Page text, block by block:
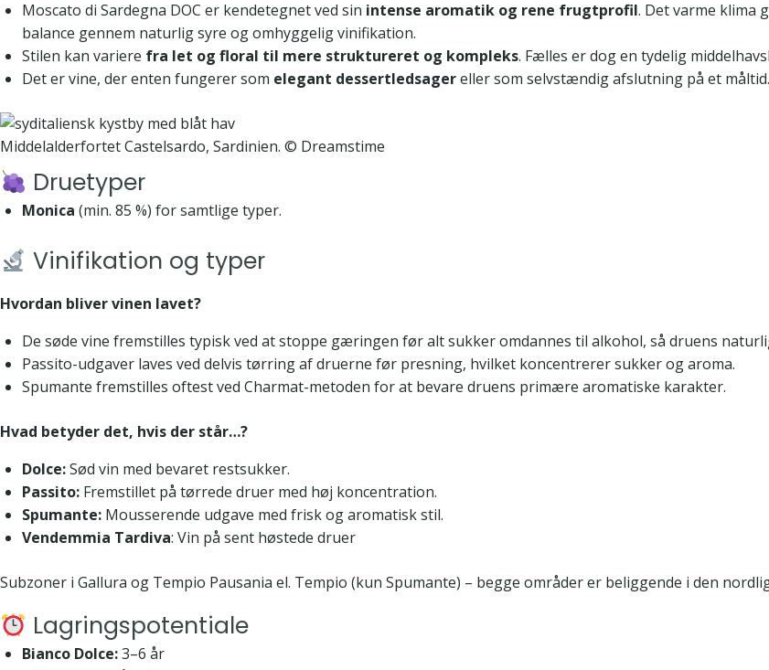
Moscato di Sardegna DOC er kendetegnet ved sin intense aromatik og rene frugtprofil. Det varme klima
balance gennem naturlig syre og omhyggelig vinifikation.
Stilen kan variere fra let og floral til mere struktureret og kompleks. Fælles er dog en tydelig
Det er vine, der enten fungerer som elegant dessertledsagereller som selvstændig afslutning på et måltid.
Middelalderfortet Castelsardo, Sardinien. © Dreamstime
Druetyper
Monica (min. 85 %) for samtlige typer.
Vinifikation og typer
Hvordan bliver vinen lavet?
De søde vine fremstilles typisk ved at stoppe gæringen før alt sukker omdannes til alkohol, så druens
Passito-udgaver laves ved delvis tørring af druerne før presning, hvilket koncentrerer sukker og aroma.
Spumante fremstilles oftest ved Charmat-metoden for at bevare druens primære aromatiske karakter.
Hvad betyder det, hvis der står…?
Dolce:Sød vin med bevaret restsukker.
Passito: Fremstillet på tørrede druer med høj koncentration.
Spumante: Mousserende udgave med frisk og aromatisk stil.
Vendemmia Tardiva: Vin på sent høstede druer
Subzoner i Gallura og Tempio Pausania el. Tempio (kun Spumante) – begge områder er beliggende i den
Lagringspotentiale
Bianco Dolce:3–6 år